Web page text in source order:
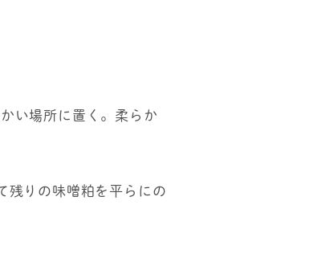
い場所に置く。柔らか
残りの味噌粕を平らにの